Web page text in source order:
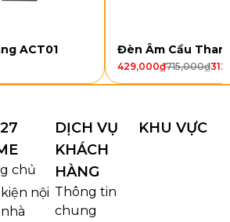
bằng acrylic màu trắng đục
thả thanh ngang hiện đại
ăn, đảo bếp, quầy bar, phòng
ACT01 Đèn Âm Cầu
715,000₫
429,000₫
chủ
nội
DỊCH VỤ
KHÁCH
HÀNG
Thông tin
chung
KHU VỰC